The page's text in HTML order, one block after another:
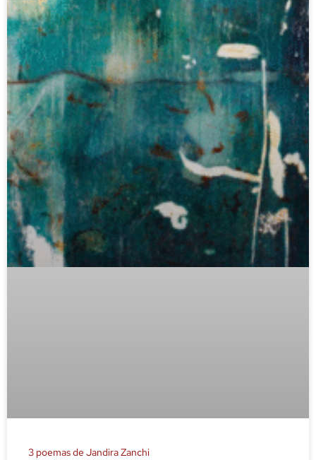
3 poemas de Jandira Zanchi